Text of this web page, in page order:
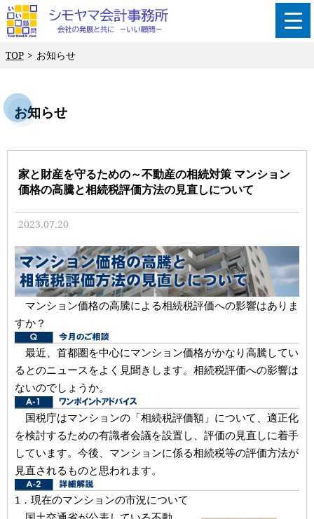
TOP お知らせ
お知らせ
家と財産を守るための～不動産の相続対策 マンション
価格の高騰と相続税評価方法の見直しについて
2023.07.20
マンション価格の高騰による相続税評価への影響はありま
すか？
最近、首都圏を中心にマンション価格がかなり高騰してい
るとのニュースをよく見聞きします。相続税評価への影響は
ないのでしょうか。
国税庁はマンションの「相続税評価額」について、適正化
を検討するための有識者会議を設置し、評価の見直しに着手
しています。今後、マンションに係る相続税等の評価方法が
見直されるものと思われます。
1．現在のマンションの市況について